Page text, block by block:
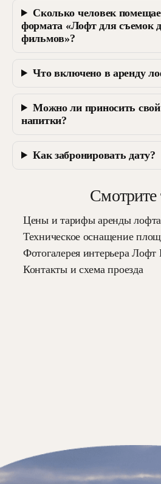
Сколько человек
формата «Лофт для съемок
фильмов»?
Что включено в аренду
Можно ли приносить свой
напитки?
Как забронировать дату?
Смотрите
Цены и тарифы аренды лофта
Техническое оснащение
Фотогалерея интерьера Лофт
Контакты и схема проезда